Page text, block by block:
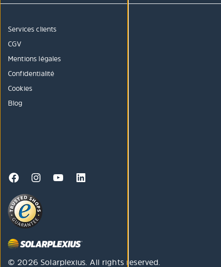
Services clients
CGV
Mentions légales
Confidentialité
Cookies
Blog
© 2026 Solarplexius. All rights reserved.